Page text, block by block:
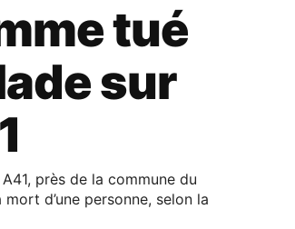
tué
sur
près de la commune du
d’une personne, selon la